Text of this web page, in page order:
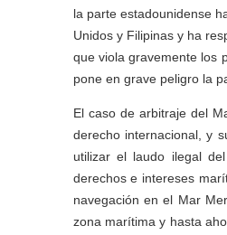
la parte estadounidense
Unidos y Filipinas y ha
que viola gravemente los
pone en grave peligro la
El caso de arbitraje del
derecho internacional, y
utilizar el laudo ilegal
derechos e intereses
navegación en el Mar
zona marítima y hasta